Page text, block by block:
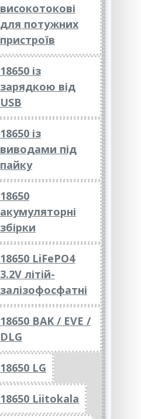
високотокові
для потужних
пристроїв
18650 із
зарядкою від
USB
18650 із
виводами під
пайку
18650
акумуляторні
збірки
18650 LiFePO4
3.2V літій-
залізофосфатні
18650 BAK / EVE /
DLG
18650 LG
18650 Liitokala